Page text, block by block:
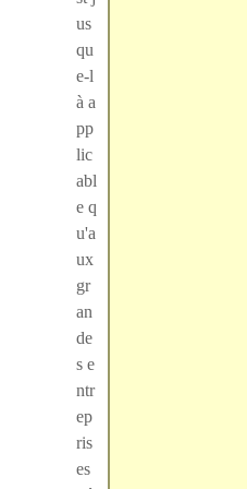
us
qu
e-l
à a
pp
lic
abl
e q
u'a
ux
gr
an
de
s e
ntr
ep
ris
es